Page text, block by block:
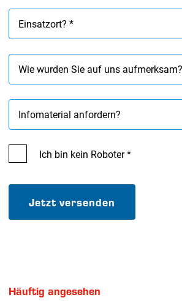
Einsatzort? *
Wie wurden Sie auf uns aufmerksam?
Infomaterial anfordern?
Ich bin kein Roboter *
Jetzt versenden
Häuftig angesehen